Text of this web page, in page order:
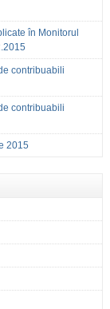
în Monitorul
contribuabili
contribuabili
2015